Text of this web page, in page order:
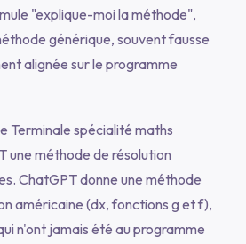
"explique-moi la méthode",
générique, souvent fausse
alignée sur le programme
Terminale spécialité maths
une méthode de résolution
ChatGPT donne une méthode
américaine (dx, fonctions g et f),
n'ont jamais été au programme